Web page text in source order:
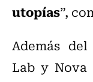
utopías”,
Además
Lab y Nova